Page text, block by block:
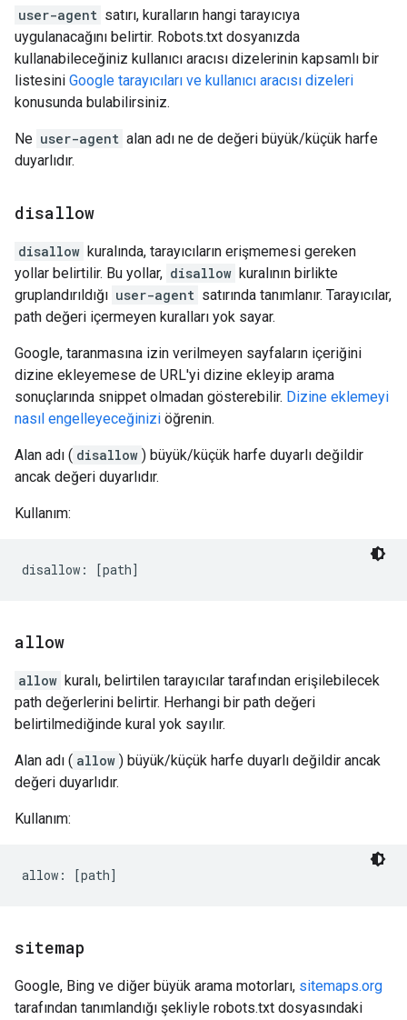
user-agent satırı, kuralların hangi tarayıcıya
uygulanacağını belirtir. Robots.txt dosyanızda
kullanabileceğiniz kullanıcı aracısı dizelerinin kapsamlı bir
listesini Google tarayıcıları ve kullanıcı aracısı dizeleri
konusunda bulabilirsiniz.
Ne user-agent alan adı ne de değeri büyük/küçük harfe
duyarlıdır.
disallow
disallow kuralında, tarayıcıların erişmemesi gereken
yollar belirtilir. Bu yollar, disallow kuralının birlikte
gruplandırıldığı user-agent satırında tanımlanır. Tarayıcılar,
path değeri içermeyen kuralları yok sayar.
Google, taranmasına izin verilmeyen sayfaların içeriğini
dizine ekleyemese de URL'yi dizine ekleyip arama
sonuçlarında snippet olmadan gösterebilir. Dizine eklemeyi
nasıl engelleyeceğinizi öğrenin.
Alan adı ( disallow ) büyük/küçük harfe duyarlı değildir
ancak değeri duyarlıdır.
Kullanım:
allow
allow kuralı, belirtilen tarayıcılar tarafından erişilebilecek
path değerlerini belirtir. Herhangi bir path değeri
belirtilmediğinde kural yok sayılır.
Alan adı ( allow ) büyük/küçük harfe duyarlı değildir ancak
değeri duyarlıdır.
Kullanım:
sitemap
Google, Bing ve diğer büyük arama motorları, sitemaps.org
tarafından tanımlandığı şekliyle robots.txt dosyasındaki